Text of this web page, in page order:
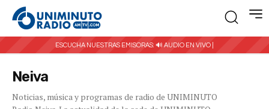
ESCUCHA NUESTRAS EMISORAS: 🔊 AUDIO EN VIVO |
Neiva
Noticias, música y programas de radio de UNIMINUTO